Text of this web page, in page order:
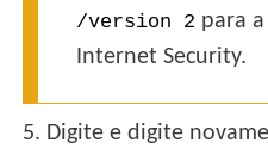
/version 2 para
Internet Security.
5. Digite e digite